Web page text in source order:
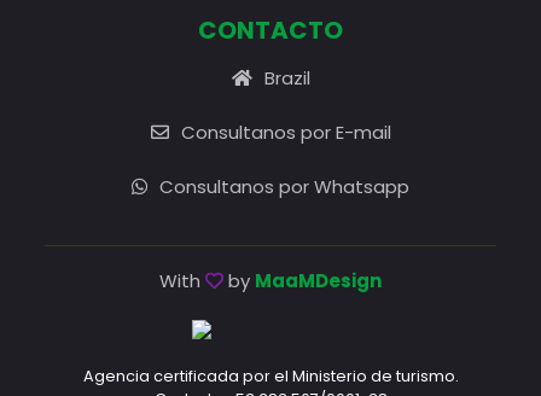
CONTACTO
Brazil
Consultanos por E-mail
Consultanos por Whatsapp
With by MaaMDesign
Agencia certificada por el Ministerio de turismo.